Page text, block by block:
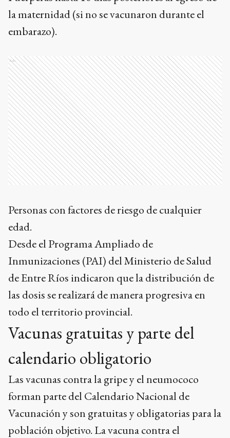
la maternidad (si no se vacunaron durante el
embarazo).
Ads
Personas con factores de riesgo de cualquier
edad.
Desde el Programa Ampliado de
Inmunizaciones (PAI) del Ministerio de Salud
de Entre Ríos indicaron que la distribución de
las dosis se realizará de manera progresiva en
todo el territorio provincial.
Vacunas gratuitas y parte del
calendario obligatorio
Las vacunas contra la gripe y el neumococo
forman parte del Calendario Nacional de
Vacunación y son gratuitas y obligatorias para la
población objetivo. La vacuna contra el